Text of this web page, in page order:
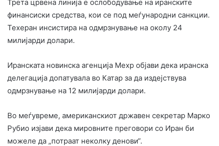
Трета црвена линија е ослободување на иранските
финансиски средства, кои се под меѓународни санкции.
Техеран инсистира на одмрзнување на околу 24
милијарди долари.
Иранската новинска агенција Мехр објави дека иранска
делегација допатувала во Катар за да издејствува
одмрзнување на 12 милијарди долари.
Во меѓувреме, американскиот државен секретар Марко
Рубио изјави дека мировните преговори со Иран би
можеле да „потраат неколку денови“.